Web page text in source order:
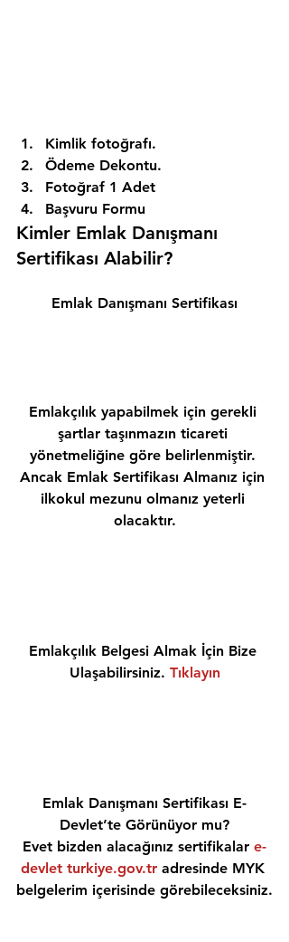
Kimlik fotoğrafı.
Ödeme Dekontu.
Fotoğraf 1 Adet
Başvuru Formu
Kimler Emlak Danışmanı
Sertifikası Alabilir?
Emlak Danışmanı Sertifikası
Emlakçılık yapabilmek için gerekli
şartlar taşınmazın ticareti
yönetmeliğine göre belirlenmiştir.
Ancak Emlak Sertifikası Almanız için
ilkokul mezunu olmanız yeterli
olacaktır.
Emlakçılık Belgesi Almak İçin Bize
Ulaşabilirsiniz. Tıklayın
Emlak Danışmanı Sertifikası E-
Devlet’te Görünüyor mu?
Evet bizden alacağınız sertifikalar e-
devlet turkiye.gov.tr adresinde MYK
belgelerim içerisinde görebileceksiniz.